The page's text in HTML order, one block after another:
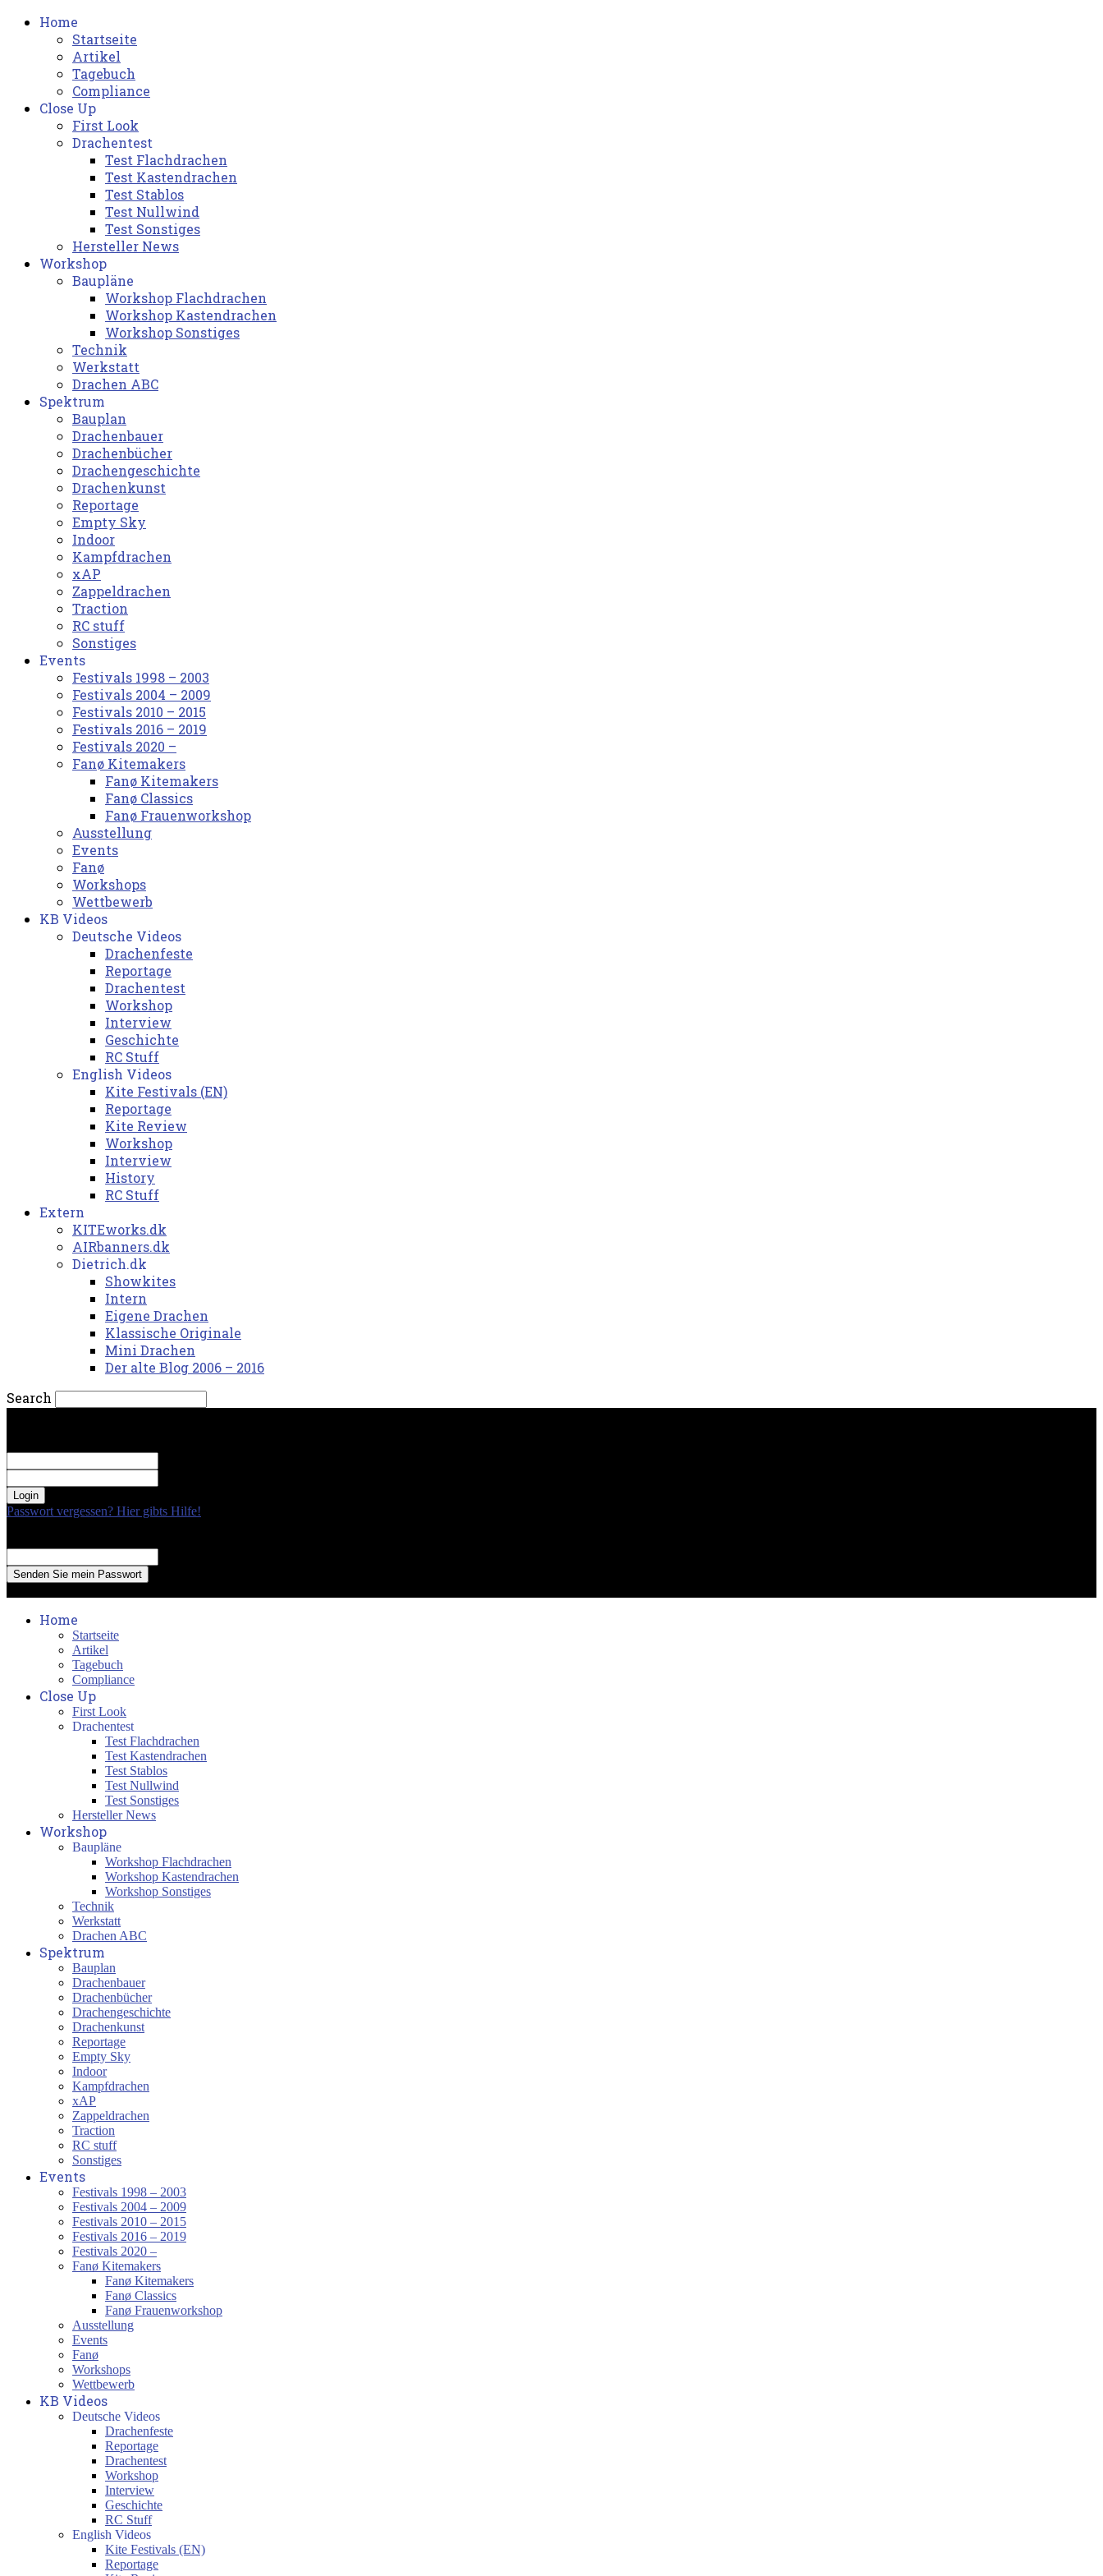
Home
Startseite
Artikel
Tagebuch
Compliance
Close Up
First Look
Drachentest
Test Flachdrachen
Test Kastendrachen
Test Stablos
Test Nullwind
Test Sonstiges
Hersteller News
Workshop
Baupläne
Workshop Flachdrachen
Workshop Kastendrachen
Workshop Sonstiges
Technik
Werkstatt
Drachen ABC
Spektrum
Bauplan
Drachenbauer
Drachenbücher
Drachengeschichte
Drachenkunst
Reportage
Empty Sky
Indoor
Kampfdrachen
xAP
Zappeldrachen
Traction
RC stuff
Sonstiges
Events
Festivals 1998 – 2003
Festivals 2004 – 2009
Festivals 2010 – 2015
Festivals 2016 – 2019
Festivals 2020 –
Fanø Kitemakers
Fanø Kitemakers
Fanø Classics
Fanø Frauenworkshop
Ausstellung
Events
Fanø
Workshops
Wettbewerb
KB Videos
Deutsche Videos
Drachenfeste
Reportage
Drachentest
Workshop
Interview
Geschichte
RC Stuff
English Videos
Kite Festivals (EN)
Reportage
Kite Review
Workshop
Interview
History
RC Stuff
Extern
KITEworks.dk
AIRbanners.dk
Dietrich.dk
Showkites
Intern
Eigene Drachen
Klassische Originale
Mini Drachen
Der alte Blog 2006 – 2016
Search
Passwort vergessen? Hier gibts Hilfe!
Home
Startseite
Artikel
Tagebuch
Compliance
Close Up
First Look
Drachentest
Test Flachdrachen
Test Kastendrachen
Test Stablos
Test Nullwind
Test Sonstiges
Hersteller News
Workshop
Baupläne
Workshop Flachdrachen
Workshop Kastendrachen
Workshop Sonstiges
Technik
Werkstatt
Drachen ABC
Spektrum
Bauplan
Drachenbauer
Drachenbücher
Drachengeschichte
Drachenkunst
Reportage
Empty Sky
Indoor
Kampfdrachen
xAP
Zappeldrachen
Traction
RC stuff
Sonstiges
Events
Festivals 1998 – 2003
Festivals 2004 – 2009
Festivals 2010 – 2015
Festivals 2016 – 2019
Festivals 2020 –
Fanø Kitemakers
Fanø Kitemakers
Fanø Classics
Fanø Frauenworkshop
Ausstellung
Events
Fanø
Workshops
Wettbewerb
KB Videos
Deutsche Videos
Drachenfeste
Reportage
Drachentest
Workshop
Interview
Geschichte
RC Stuff
English Videos
Kite Festivals (EN)
Reportage